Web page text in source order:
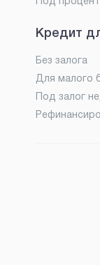
Кредит
Без залога
Для малого
Под залог